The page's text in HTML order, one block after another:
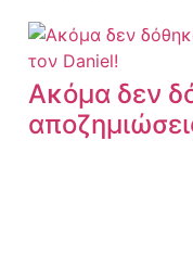
Ακόμα δεν